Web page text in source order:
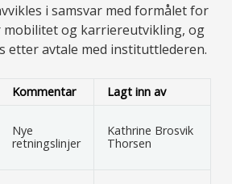
i samsvar med formålet for
mobilitet og karriereutvikling, og
etter avtale med instituttlederen.
Kommentar
Lagt inn av
Nye
retningslinjer
Kathrine Brosvik
Thorsen